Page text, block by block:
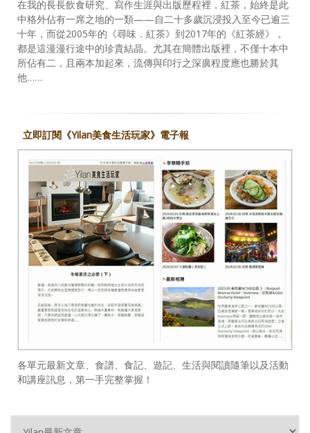
在我的長長飲食研究、寫作生涯與出版歷程裡，紅茶，始終是此
中格外佔有一席之地的一類——自二十多歲沉浸投入至今已逾三
十年，而從2005年的《尋味．紅茶》到2017年的《紅茶經》，
都是這漫漫行途中的珍貴結晶。尤其在簡體出版裡，不僅十本中
所佔有二，且兩本加起來，流傳與印行之深廣程度應也勝於其
他……
立即訂閱《Yilan美食生活玩家》電子報
各單元最新文章、食譜、食記、遊記、生活與閱讀隨筆以及活動
和講座訊息，第一手完整掌握！